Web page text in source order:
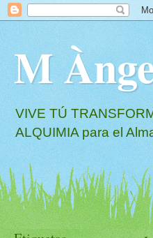
M
VIVE TÚ
ALQUIMIA para el